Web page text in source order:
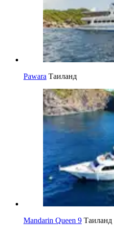
Pawara Таиланд
Mandarin Queen 9 Таиланд